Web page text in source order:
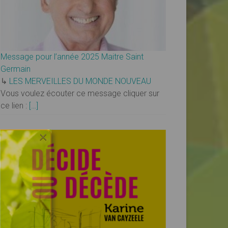
Message pour l’année 2025 Maitre Saint
Germain
↳ LES MERVEILLES DU MONDE NOUVEAU
Vous voulez écouter ce message cliquer sur
ce lien : […]
×